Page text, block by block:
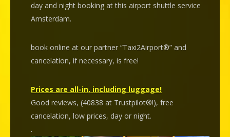
day and night booking at this airport shuttle service
Amsterdam.
book online at our partner “Taxi2Airport®” and
cancelation, if necessary, is free!
Prices are all-in, including luggage!
Good reviews, (40838 at Trustpilot®!), free
cancelation, low prices, day or night.
.